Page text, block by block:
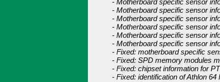
- Motherboard specific sensor
- Motherboard specific sensor
- Motherboard specific sensor
- Motherboard specific sensor
- Motherboard specific sensor
- Motherboard specific sensor
- Fixed: motherboard specific
- Fixed: SPD memory modules
- Fixed: chipset information for
- Fixed: identification of Athlon 64